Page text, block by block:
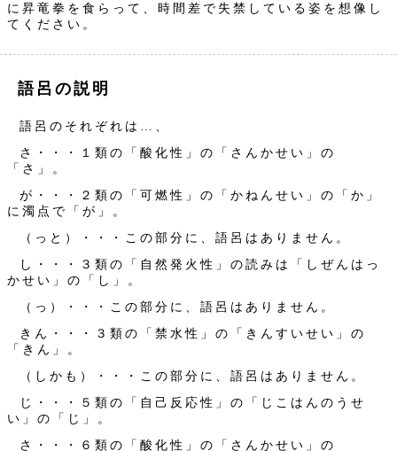
に昇竜拳を食らって、時間差で失禁している姿を想像し
てください。
語呂の説明
語呂のそれぞれは…、
さ・・・１類の「酸化性」の「さんかせい」の
「さ」。
が・・・２類の「可燃性」の「かねんせい」の「か」
に濁点で「が」。
（っと）・・・この部分に、語呂はありません。
し・・・３類の「自然発火性」の読みは「しぜんはっ
かせい」の「し」。
（っ）・・・この部分に、語呂はありません。
きん・・・３類の「禁水性」の「きんすいせい」の
「きん」。
（しかも）・・・この部分に、語呂はありません。
じ・・・５類の「自己反応性」の「じこはんのうせ
い」の「じ」。
さ・・・６類の「酸化性」の「さんかせい」の